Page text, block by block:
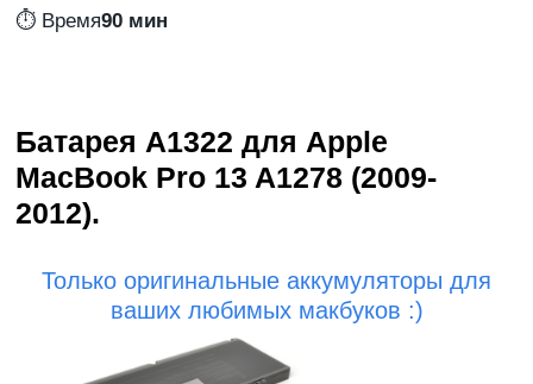
⏱️ Время90 мин
Батарея A1322 для Apple
MacBook Pro 13 A1278 (2009-
2012).
Только оригинальные аккумуляторы для
ваших любимых макбуков :)